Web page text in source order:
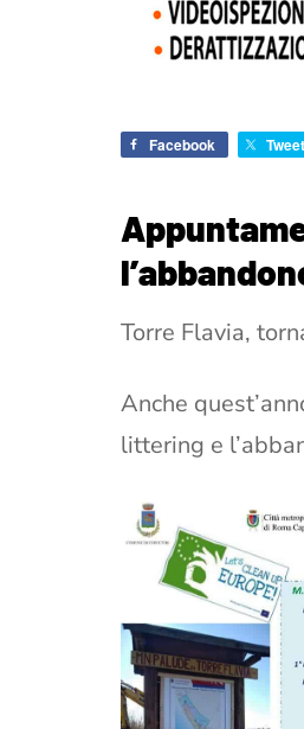
Facebook Tweet
Torre Flavia,
Anche
littering e